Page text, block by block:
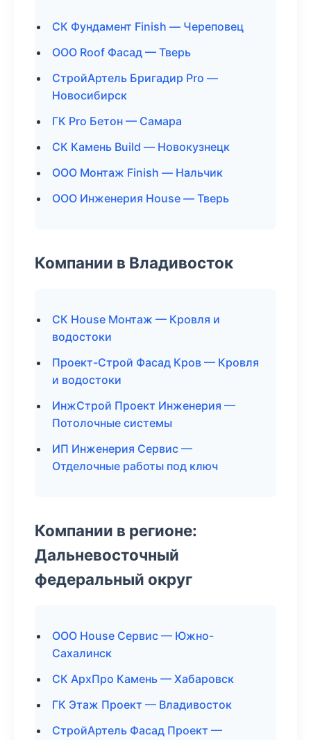
СК Фундамент Finish — Череповец
ООО Roof Фасад — Тверь
СтройАртель Бригадир Pro —
Новосибирск
ГК Pro Бетон — Самара
СК Камень Build — Новокузнецк
ООО Монтаж Finish — Нальчик
ООО Инженерия House — Тверь
Компании в Владивосток
СК House Монтаж — Кровля и
водостоки
Проект-Строй Фасад Кров — Кровля
и водостоки
ИнжСтрой Проект Инженерия —
Потолочные системы
ИП Инженерия Сервис —
Отделочные работы под ключ
Компании в регионе:
Дальневосточный
федеральный округ
ООО House Сервис — Южно-
Сахалинск
СК АрхПро Камень — Хабаровск
ГК Этаж Проект — Владивосток
СтройАртель Фасад Проект —